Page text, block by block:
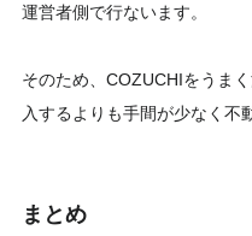
運営者側で行ないます。
そのため、COZUCHIをうま
入するよりも手間が少なく不
まとめ